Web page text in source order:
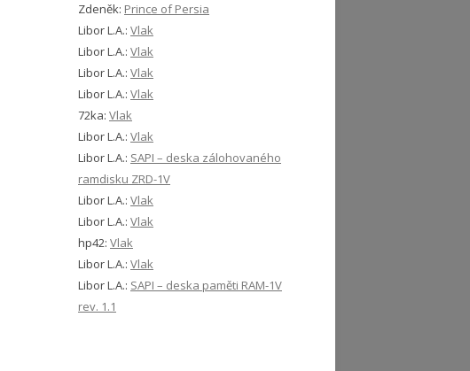
Zdeněk: Prince of Persia
Libor L.A.: Vlak
Libor L.A.: Vlak
Libor L.A.: Vlak
Libor L.A.: Vlak
72ka: Vlak
Libor L.A.: Vlak
Libor L.A.: SAPI – deska zálohovaného
ramdisku ZRD-1V
Libor L.A.: Vlak
Libor L.A.: Vlak
hp42: Vlak
Libor L.A.: Vlak
Libor L.A.: SAPI – deska paměti RAM-1V
rev. 1.1